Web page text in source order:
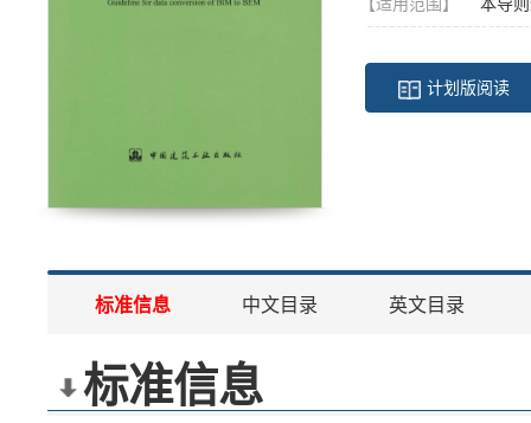
计划版阅读
标准信息 中文目录 英文目录
标准信息